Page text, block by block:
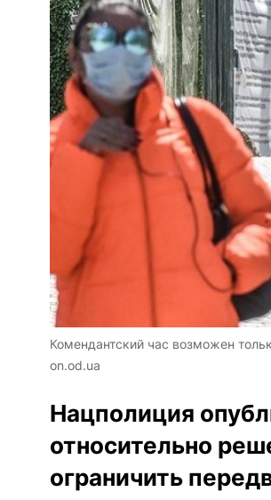
Комендантский час возможен
on.od.ua
Нацполиция
относительно
ограничить